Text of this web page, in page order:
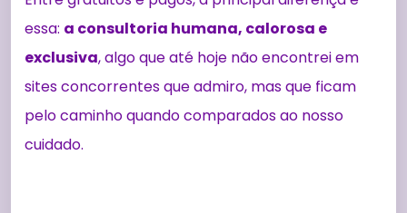
essa: a consultoria humana, calorosa e
exclusiva, algo que até hoje não encontrei em
sites concorrentes que admiro, mas que ficam
pelo caminho quando comparados ao nosso
cuidado.